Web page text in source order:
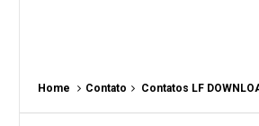
Home Contato Contatos LF